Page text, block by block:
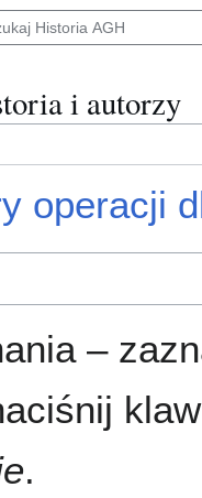
i autorzy
operacji
–
.